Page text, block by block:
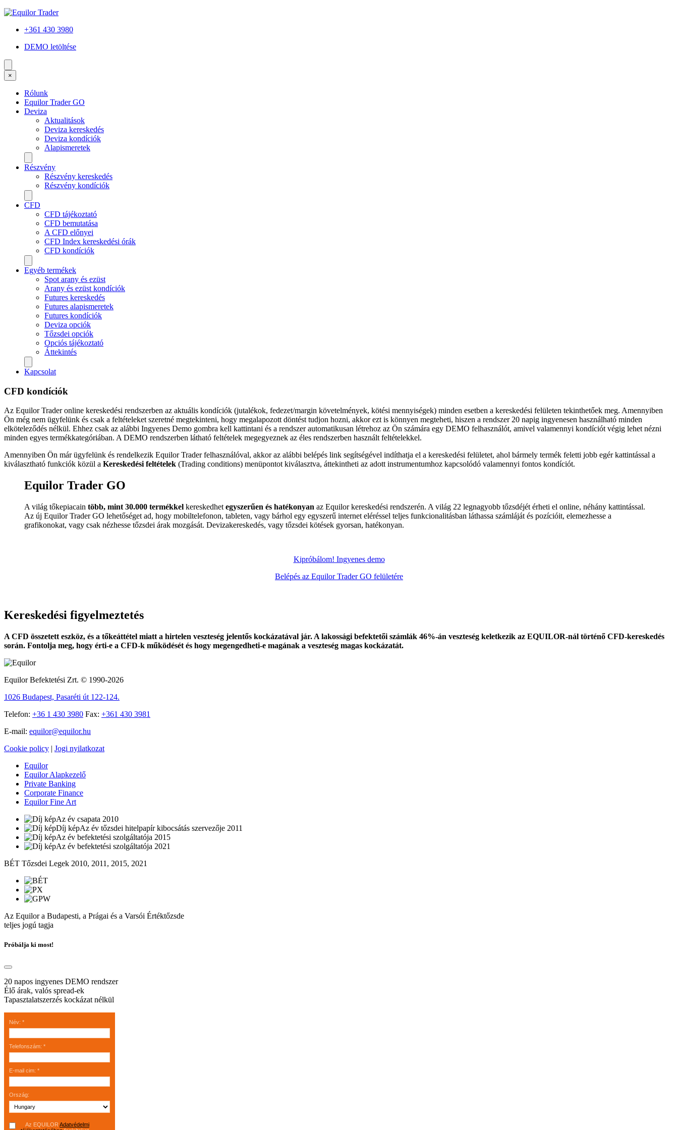
+361 430 3980
DEMO letöltése
×
Rólunk
Equilor Trader GO
Deviza
Aktualitások
Deviza kereskedés
Deviza kondíciók
Alapismeretek
Részvény
Részvény kereskedés
Részvény kondíciók
CFD
CFD tájékoztató
CFD bemutatása
A CFD előnyei
CFD Index kereskedési órák
CFD kondíciók
Egyéb termékek
Spot arany és ezüst
Arany és ezüst kondíciók
Futures kereskedés
Futures alapismeretek
Futures kondíciók
Deviza opciók
Tőzsdei opciók
Opciós tájékoztató
Áttekintés
Kapcsolat
CFD kondíciók
Az Equilor Trader online kereskedési rendszerben az aktuális kondíciók (jutalékok, fedezet/margin követelmények, kötési mennyiségek) minden esetben a kereskedési felületen tekinthetőek meg. Amennyiben
Ön még nem ügyfelünk és csak a feltételeket szeretné megtekinteni, hogy megalapozott döntést tudjon hozni, akkor ezt is könnyen megteheti, hiszen a rendszer 20 napig ingyenesen használható minden
elköteleződés nélkül. Ehhez csak az alábbi Ingyenes Demo gombra kell kattintani és a rendszer automatikusan létrehoz az Ön számára egy DEMO felhasználót, amivel valamennyi kondíciót végig lehet nézni
minden egyes termékkategóriában. A DEMO rendszerben látható feltételek megegyeznek az éles rendszerben használt feltételekkel.
Amennyiben Ön már ügyfelünk és rendelkezik Equilor Trader felhasználóval, akkor az alábbi belépés link segítségével indíthatja el a kereskedési felületet, ahol bármely termék feletti jobb egér kattintással a
kiválasztható funkciók közül a Kereskedési feltételek (Trading conditions) menüpontot kiválasztva, áttekintheti az adott instrumentumhoz kapcsolódó valamennyi fontos kondíciót.
Equilor Trader GO
A világ tőkepiacain több, mint 30.000 termékkel kereskedhet egyszerűen és hatékonyan az Equilor kereskedési rendszerén. A világ 22 legnagyobb tőzsdéjét érheti el online, néhány kattintással.
Az új Equilor Trader GO lehetőséget ad, hogy mobiltelefonon, tableten, vagy bárhol egy egyszerű internet eléréssel teljes funkcionalitásban láthassa számláját és pozícióit, elemezhesse a
grafikonokat, vagy csak nézhesse tőzsdei árak mozgását. Devizakereskedés, vagy tőzsdei kötések gyorsan, hatékonyan.
Kipróbálom! Ingyenes demo
Belépés az Equilor Trader GO felületére
Kereskedési figyelmeztetés
A CFD összetett eszköz, és a tőkeáttétel miatt a hirtelen veszteség jelentős kockázatával jár. A lakossági befektetői számlák 46%-án veszteség keletkezik az EQUILOR-nál történő CFD-kereskedés
során. Fontolja meg, hogy érti-e a CFD-k működését és hogy megengedheti-e magának a veszteség magas kockázatát.
Equilor Befektetési Zrt. © 1990-2026
1026 Budapest, Pasaréti út 122-124.
Telefon: +36 1 430 3980 Fax: +361 430 3981
E-mail: equilor@equilor.hu
Cookie policy | Jogi nyilatkozat
Equilor
Equilor Alapkezelő
Private Banking
Corporate Finance
Equilor Fine Art
Az év csapata 2010
Az év tőzsdei hitelpapír kibocsátás szervezője 2011
Az év befektetési szolgáltatója 2015
Az év befektetési szolgáltatója 2021
BÉT Tőzsdei Legek 2010, 2011, 2015, 2021
Az Equilor a Budapesti, a Prágai és a Varsói Értéktőzsde
teljes jogú tagja
Próbálja ki most!
20 napos ingyenes DEMO rendszer
Élő árak, valós spread-ek
Tapasztalatszerzés kockázat nélkül
Név: *
Telefonszám: *
E-mail cim: *
Ország:
Az EQUILORAdatvédelmi